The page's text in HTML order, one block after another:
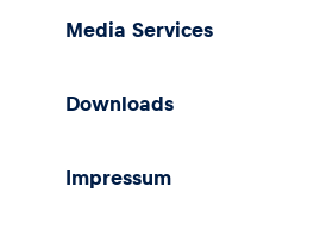
Media Services
Downloads
Impressum